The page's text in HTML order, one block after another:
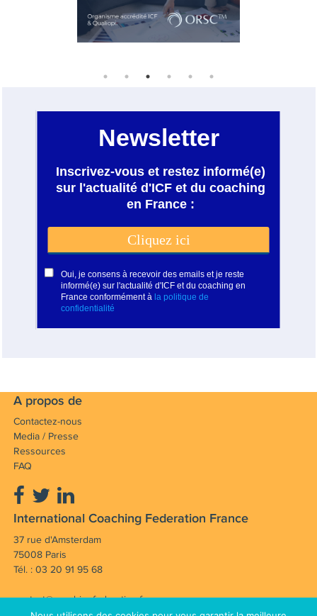
A propos de
Contactez-nous
Media / Presse
Ressources
FAQ
International Coaching Federation France
37 rue d'Amsterdam
75008 Paris
Tél. : 03 20 91 95 68
contact@coachingfederation.fr